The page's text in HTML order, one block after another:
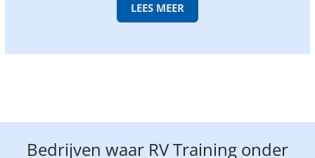
LEES MEER
Bedrijven waar RV Training onder